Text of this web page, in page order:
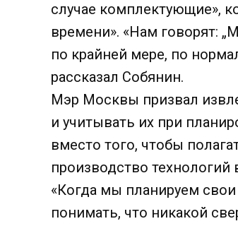
случае комплектующие»,
времени». «Нам говорят:
по крайней мере, по
рассказал Собянин.
Мэр Москвы призвал
и учитывать их при
вместо того, чтобы
производство технологий
«Когда мы планируем
понимать, что никакой